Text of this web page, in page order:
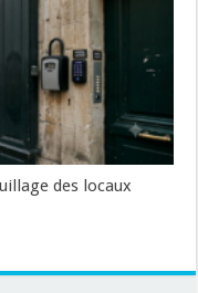
des locaux